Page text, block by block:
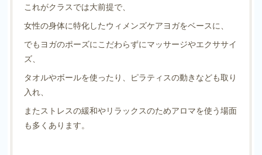
これがクラスでは大前提で、
女性の身体に特化したウィメンズケアヨガをベースに、
でもヨガのポーズにこだわらずにマッサージやエクササイ
ズ、
タオルやボールを使ったり、ピラティスの動きなども取り
入れ、
またストレスの緩和やリラックスのためアロマを使う場面
も多くあります。